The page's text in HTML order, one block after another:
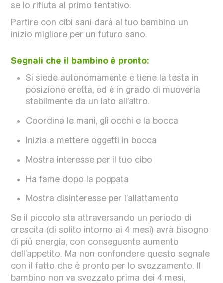
se lo rifiuta al primo tentativo.
Partire con cibi sani darà al tuo bambino un
inizio migliore per un futuro sano.
Segnali che il bambino è pronto:
Si siede autonomamente e tiene la testa in
posizione eretta, ed è in grado di muoverla
stabilmente da un lato all’altro.
Coordina le mani, gli occhi e la bocca
Inizia a mettere oggetti in bocca
Mostra interesse per il tuo cibo
Ha fame dopo la poppata
Mostra disinteresse per l’allattamento
Se il piccolo sta attraversando un periodo di
crescita (di solito intorno ai 4 mesi) avrà bisogno
di più energia, con conseguente aumento
dell’appetito. Ma non confondere questo segnale
con il fatto che è pronto per lo svezzamento. Il
bambino non va svezzato prima dei 4 mesi,